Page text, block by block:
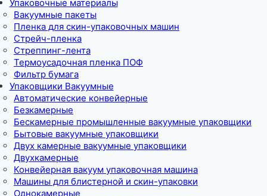
Упаковочные материалы
Вакуумные пакеты
Пленка для скин-упаковочных машин
Стрейч-пленка
Стреппинг-лента
Термоусадочная пленка ПОФ
Фильтр бумага
Упаковщики Вакуумные
Автоматические конвейерные
Безкамерные
Бескамерные промышленные вакуумные упаковщики
Бытовые вакуумные упаковщики
Двух камерные вакуумные упаковщики
Двухкамерные
Конвейерная вакуум упаковочная машина
Машины для блистерной и скин-упаковки
Однокамерные